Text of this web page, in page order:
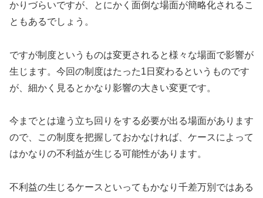
かりづらいですが、とにかく面倒な場面が簡略化されるこ
ともあるでしょう。
ですが制度というものは変更されると様々な場面で影響が
生じます。今回の制度はたった1日変わるというものです
が、細かく見るとかなり影響の大きい変更です。
今までとは違う立ち回りをする必要が出る場面があります
ので、この制度を把握しておかなければ、ケースによって
はかなりの不利益が生じる可能性があります。
不利益の生じるケースといってもかなり千差万別ではある